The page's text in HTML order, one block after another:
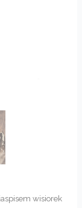
wisiorek